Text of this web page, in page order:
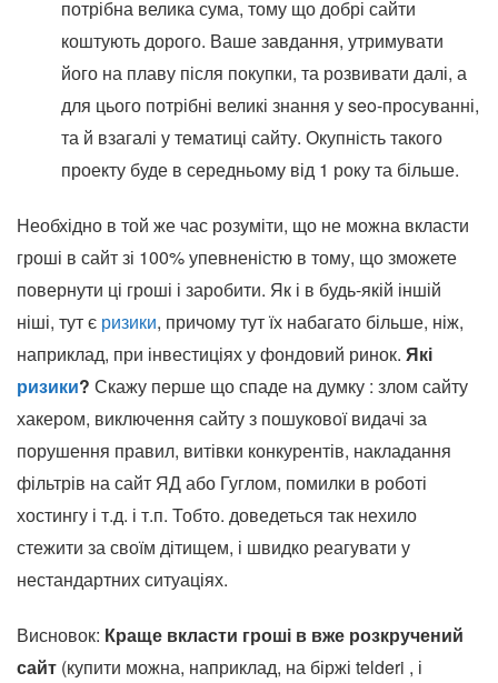
потрібна велика сума, тому що добрі сайти
коштують дорого. Ваше завдання, утримувати
його на плаву після покупки, та розвивати далі, а
для цього потрібні великі знання у seo-просуванні,
та й взагалі у тематиці сайту. Окупність такого
проекту буде в середньому від 1 року та більше.
Необхідно в той же час розуміти, що не можна вкласти
гроші в сайт зі 100% упевненістю в тому, що зможете
повернути ці гроші і заробити. Як і в будь-якій іншій
ніші, тут є ризики, причому тут їх набагато більше, ніж,
наприклад, при інвестиціях у фондовий ринок. Які
ризики? Скажу перше що спаде на думку : злом сайту
хакером, виключення сайту з пошукової видачі за
порушення правил, витівки конкурентів, накладання
фільтрів на сайт ЯД або Гуглом, помилки в роботі
хостингу і т.д. і т.п. Тобто. доведеться так нехило
стежити за своїм дітищем, і швидко реагувати у
нестандартних ситуаціях.
Висновок: Краще вкласти гроші в вже розкручений
сайт (купити можна, наприклад, на біржі telderi , і